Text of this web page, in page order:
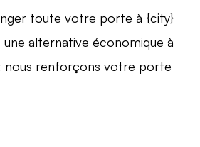
toute votre porte à {city}
une alternative économique à
nous renforçons votre porte